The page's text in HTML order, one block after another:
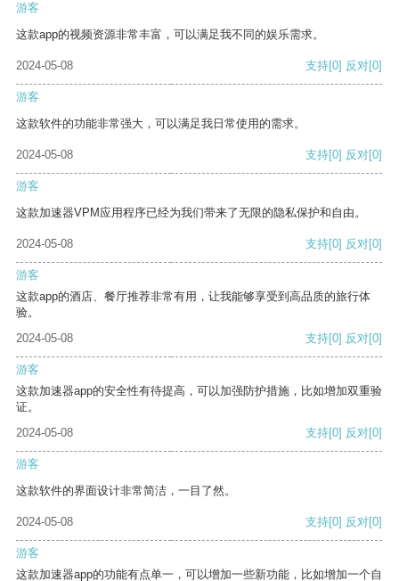
游客
这款app的视频资源非常丰富，可以满足我不同的娱乐需求。
2024-05-08 支持[0] 反对[0]
游客
这款软件的功能非常强大，可以满足我日常使用的需求。
2024-05-08 支持[0] 反对[0]
游客
这款加速器VPM应用程序已经为我们带来了无限的隐私保护和自由。
2024-05-08 支持[0] 反对[0]
游客
这款app的酒店、餐厅推荐非常有用，让我能够享受到高品质的旅行体
验。
2024-05-08
支持[0] 反对[0]
游客
这款加速器app的安全性有待提高，可以加强防护措施，比如增加双重验
证。
2024-05-08
支持[0] 反对[0]
游客
这款软件的界面设计非常简洁，一目了然。
2024-05-08 支持[0] 反对[0]
游客
这款加速器app的功能有点单一，可以增加一些新功能，比如增加一个自